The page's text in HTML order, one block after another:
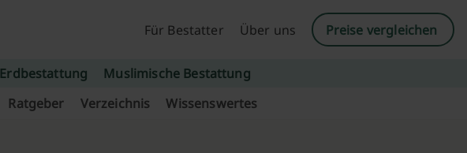
Für Bestatter
Über uns Preise vergleichen
Erdbestattung
Muslimische Bestattung
Ratgeber Verzeichnis Wissenswertes